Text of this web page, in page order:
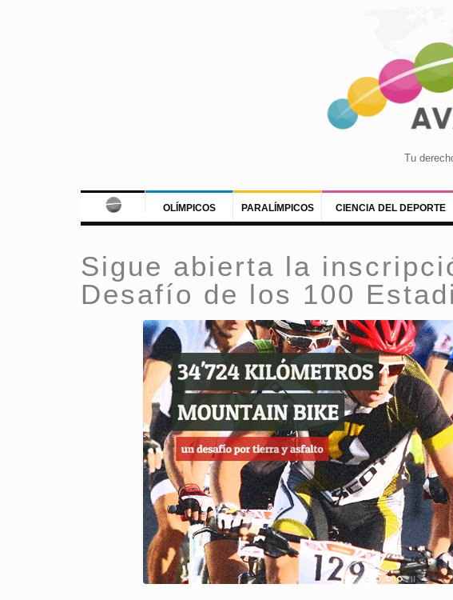
Tu
OLÍMPICOS PARALÍMPICOS CIENCIA DEL DEPORTE
Sigue abierta la
Desafío de los 100